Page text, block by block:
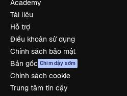
Academy
Tài liệu
Hỗ trợ
Điều khoản sử dụng
Chính sách bảo mật
Bản gốc Chim dậy sớm
Chính sách cookie
Trung tâm tin cậy